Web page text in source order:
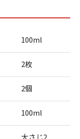
100ml
2枚
2個
100ml